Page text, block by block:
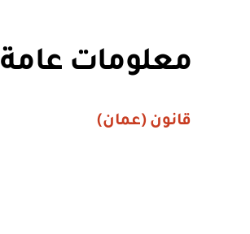
معلومات عامة
قانون (عمان)